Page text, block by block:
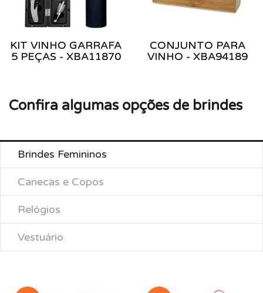
KIT VINHO GARRAFA
5 PEÇAS - XBA11870
CONJUNTO PARA
VINHO - XBA94189
Confira algumas opções de brindes
Brindes Femininos
Canecas e Copos
Relógios
Vestuário